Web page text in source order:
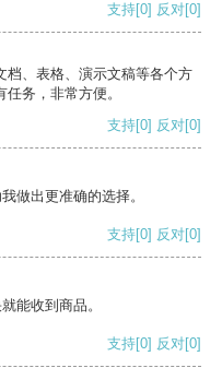
支持[0] 反对[0]
档、表格、演示文稿等各个方
务，非常方便。
支持[0] 反对[0]
做出更准确的选择。
支持[0] 反对[0]
能收到商品。
支持[0] 反对[0]